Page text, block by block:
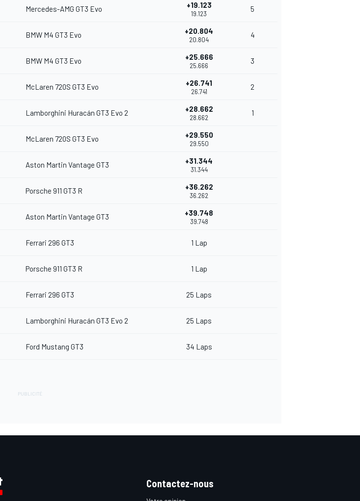
Mercedes-AMG GT3 Evo +19.123
19.123
5
BMW M4 GT3 Evo +20.804
20.804
4
BMW M4 GT3 Evo +25.666
25.666
3
McLaren 720S GT3 Evo +26.741
26.741
2
Lamborghini Huracán GT3 Evo 2 +28.662
28.662
1
McLaren 720S GT3 Evo +29.550
29.550
Aston Martin Vantage GT3 +31.344
31.344
Porsche 911 GT3 R +36.262
36.262
Aston Martin Vantage GT3 +39.748
39.748
Ferrari 296 GT3 1 Lap
Porsche 911 GT3 R 1 Lap
Ferrari 296 GT3 25 Laps
Lamborghini Huracán GT3 Evo 2 25 Laps
Ford Mustang GT3 34 Laps
Contactez-nous